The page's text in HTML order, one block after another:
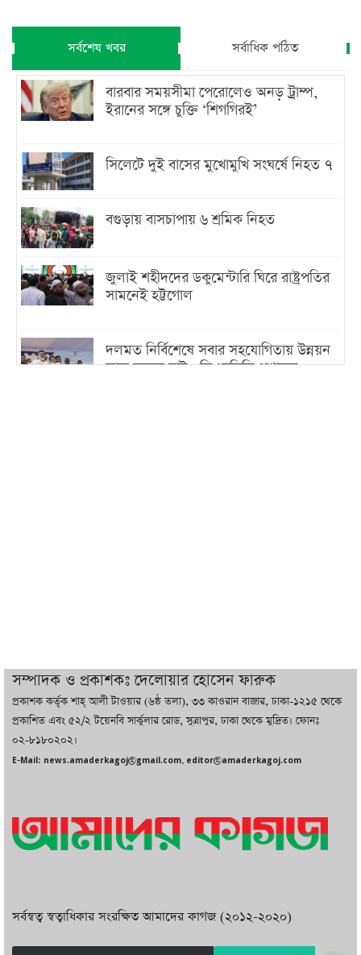
সর্বশেষ খবর সর্বাধিক পঠিত
বারবার সময়সীমা পেরোলেও অনড় ট্রাম্প,
ইরানের সঙ্গে চুক্তি ‘শিগগিরই’
সিলেটে দুই বাসের মুখোমুখি সংঘর্ষে নিহত ৭
বগুড়ায় বাসচাপায় ৬ শ্রমিক নিহত
জুলাই শহীদদের ডকুমেন্টারি ঘিরে রাষ্ট্রপতির
সামনেই হট্টগোল
দলমত নির্বিশেষে সবার সহযোগিতায় উন্নয়ন
কাজ করতে চাই : ডিএনসিসি প্রশাসক
বাজারে কাঁচা মরিচে ‘আগুন’, ‘এত দাম তো
আগে দেখিনি’
সম্পাদক ও প্রকাশকঃ দেলোয়ার হোসেন ফারুক
প্রকাশক কর্তৃক শাহ্ আলী টাওয়ার (৬ষ্ঠ তলা), ৩৩ কাওরান বাজার, ঢাকা-১২১৫ থেকে
প্রকাশিত এবং ৫২/২ টয়েনবি সার্কুলার রোড, সুত্রাপুর, ঢাকা থেকে মুদ্রিত। ফোনঃ
০২-৮১৮০২০২।
E-Mail: news.amaderkagoj@gmail.com, editor@amaderkagoj.com
সর্বস্বত্ব স্বত্বাধিকার সংরক্ষিত আমাদের কাগজ (২০১২-২০২০)